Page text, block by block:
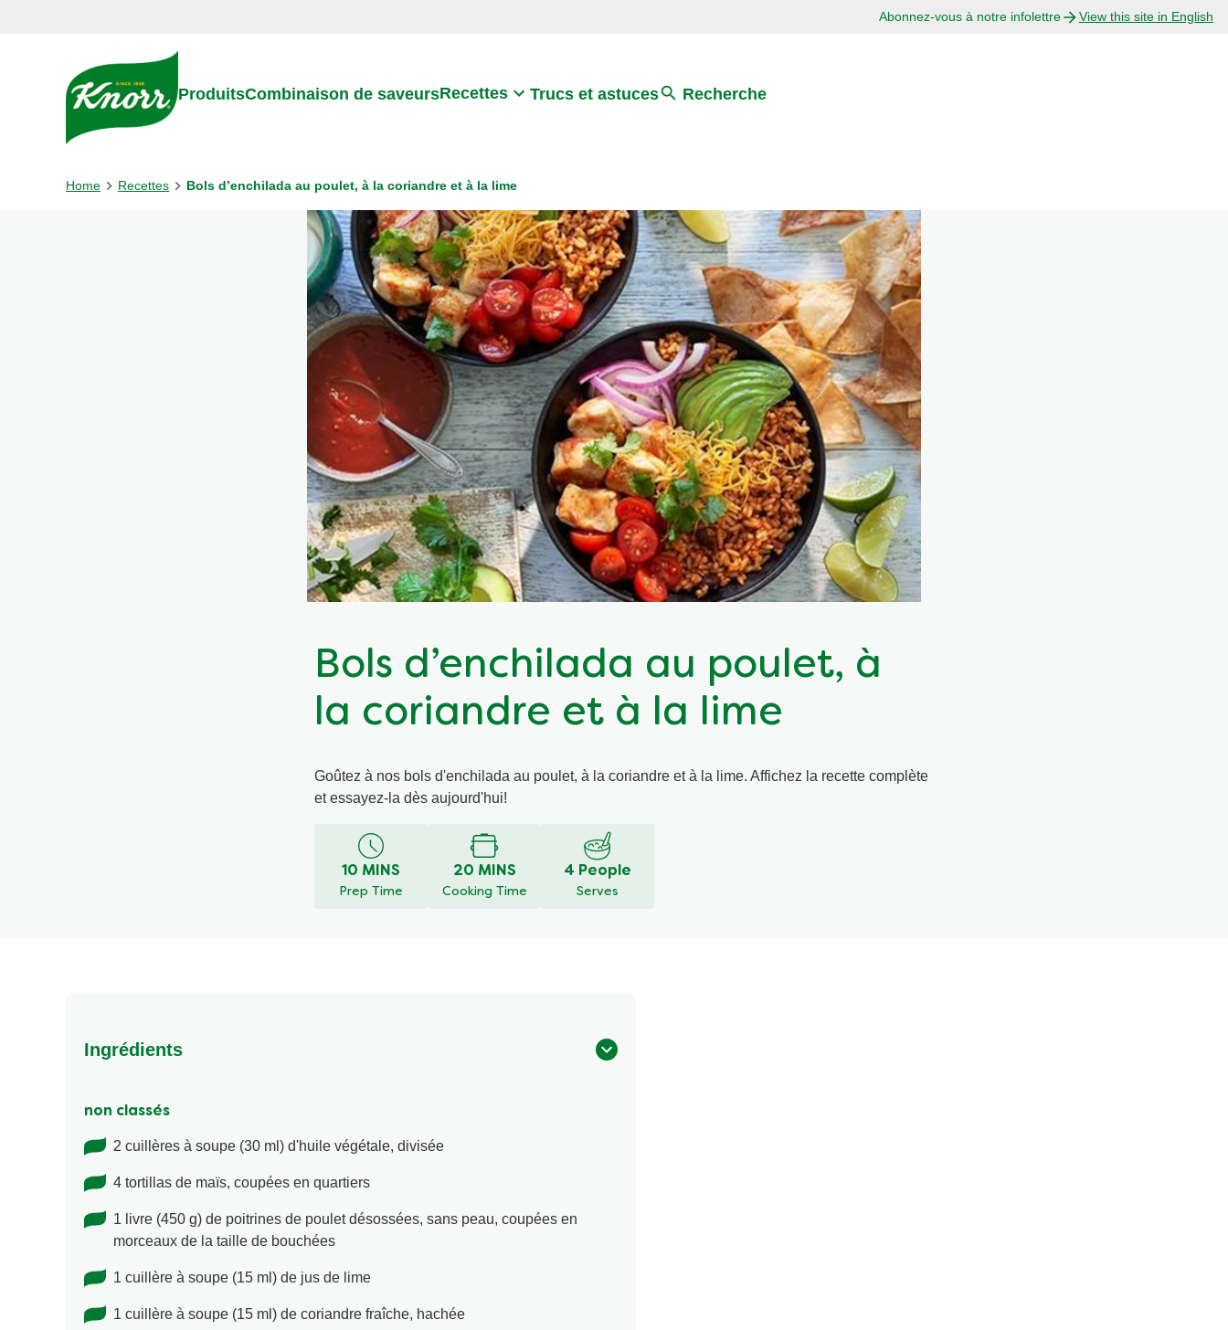
Abonnez-vous à notre infolettre View this site in English
ProduitsCombinaison de saveursRecettes Trucs et astuces Recherche
Home Recettes Bols d’enchilada au poulet, à la coriandre et à la lime
Bols d’enchilada au poulet, à
la coriandre et à la lime
Goûtez à nos bols d'enchilada au poulet, à la coriandre et à la lime. Affichez la recette complète
et essayez-la dès aujourd'hui!
10 MINS
Prep Time
20 MINS
Cooking Time
4 People
Serves
Ingrédients
non classés
2 cuillères à soupe (30 ml) d'huile végétale, divisée
4 tortillas de maïs, coupées en quartiers
1 livre (450 g) de poitrines de poulet désossées, sans peau, coupées en
morceaux de la taille de bouchées
1 cuillère à soupe (15 ml) de jus de lime
1 cuillère à soupe (15 ml) de coriandre fraîche, hachée